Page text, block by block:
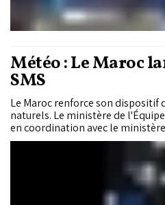
Météo : Le Maroc
SMS
Le Maroc renforce son dispositif
naturels. Le ministère de
en coordination avec le
place d'un système d'envoi de
menacées, afin de les avertir